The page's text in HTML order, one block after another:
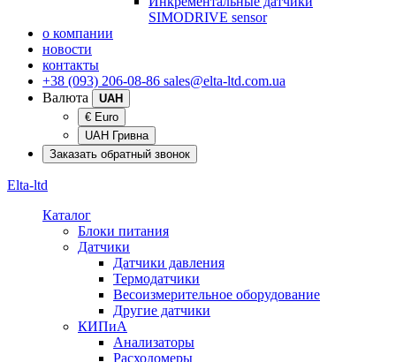
SIMODRIVE sensor
о компании
новости
контакты
+38 (093) 206-08-86 sales@elta-ltd.com.ua
Валюта
UAH
€ Euro
UAH Гривна
Заказать обратный звонок
Elta-ltd
Каталог
Блоки питания
Датчики
Датчики давления
Термодатчики
Весоизмерительное оборудование
Другие датчики
КИПиА
Анализаторы
Расходомеры